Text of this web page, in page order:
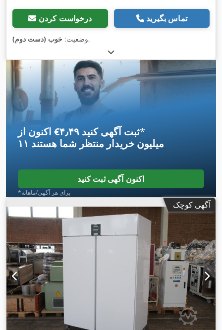
درخواست کردن تماس بگیرید
وضعیت: خوب (دست دوم) ,
اکنون از ‎€۴٫۴۹ ثبت آگهی کنید*
۱۱ میلیون خریدار منتظر شما هستند
اکنون آگهی ثبت کنید
*برای هر آگهی/ماهانه
آگهی کوچک